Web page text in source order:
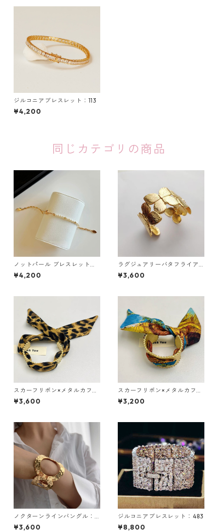
ジルコニアブレスレット：113
¥4,200
同じカテゴリの商品
ノットパール ブレスレット：6
80
¥4,200
ラグジュアリーバタフライア
ームカフ(ゴールド・シルバ
ー）：518
¥3,600
スカーフリボン×メタルカフブ
レス【スリム】（３色）：510
¥3,600
スカーフリボン×メタルカフブ
レス【ワイド】（３色）：509
¥3,200
ノクターンラインバングル：5
00
¥3,600
ジルコニアブレスレット：483
¥8,800